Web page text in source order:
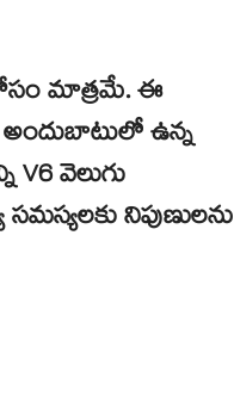
మాత్రమే. ఈ
ఉన్న
వెలుగు
నిపుణులను